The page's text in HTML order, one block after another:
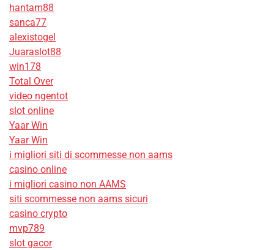
hantam88
sanca77
alexistogel
Juaraslot88
win178
Total Over
video ngentot
slot online
Yaar Win
Yaar Win
i migliori siti di scommesse non aams
casino online
i migliori casino non AAMS
siti scommesse non aams sicuri
casino crypto
mvp789
slot gacor